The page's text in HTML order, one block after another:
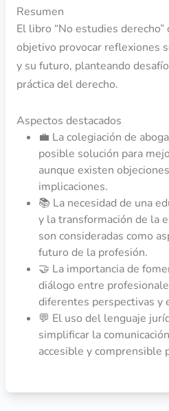
Resumen
El libro “No estudies
objetivo provocar reflexiones
y su futuro, planteando
práctica del derecho.
Aspectos destacados
💼 La colegiación de
posible solución para
aunque existen
implicaciones.
📚 La necesidad de una
y la transformación de la
son consideradas como
futuro de la profesión.
🤝 La importancia de
diálogo entre
diferentes perspectivas y
💬 El uso del lenguaje
simplificar la
accesible y comprensible